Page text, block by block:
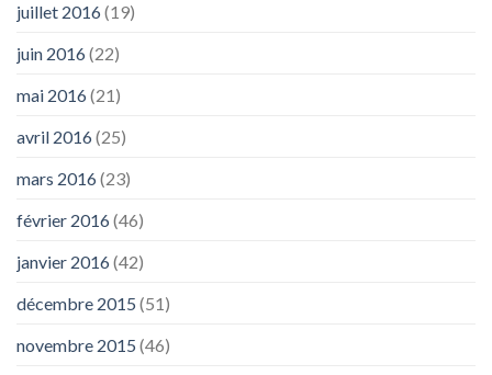
juillet 2016(19)
juin 2016(22)
mai 2016(21)
avril 2016(25)
mars 2016(23)
février 2016(46)
janvier 2016(42)
décembre 2015 (51)
novembre 2015 (46)